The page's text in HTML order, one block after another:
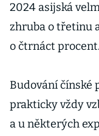
2024 asijská
zhruba o třetinu
o čtrnáct procent.
Budování
prakticky vždy
a u některých